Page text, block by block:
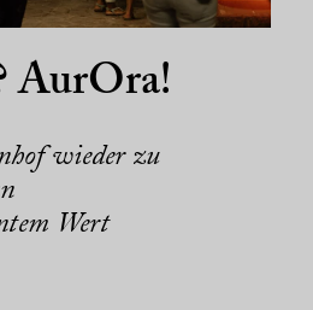
AurOra!
wieder zu
Wert